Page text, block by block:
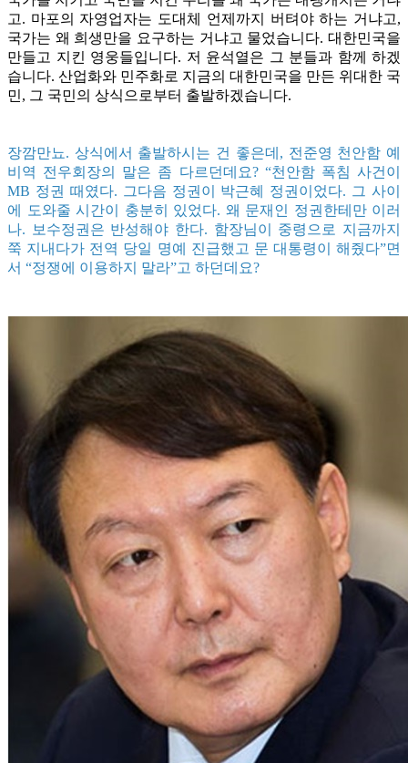
고. 마포의 자영업자는 도대체 언제까지 버텨야 하는 거냐고,
국가는 왜 희생만을 요구하는 거냐고 물었습니다. 대한민국을
만들고 지킨 영웅들입니다. 저 윤석열은 그 분들과 함께 하겠
습니다. 산업화와 민주화로 지금의 대한민국을 만든 위대한 국
민, 그 국민의 상식으로부터 출발하겠습니다.
장깜만뇨. 상식에서 출발하시는 건 좋은데, 전준영 천안함 예
비역 전우회장의 말은 좀 다르던데요? “천안함 폭침 사건이
MB 정권 때였다. 그다음 정권이 박근혜 정권이었다. 그 사이
에 도와줄 시간이 충분히 있었다. 왜 문재인 정권한테만 이러
나. 보수정권은 반성해야 한다. 함장님이 중령으로 지금까지
쭉 지내다가 전역 당일 명예 진급했고 문 대통령이 해줬다”면
서 “정쟁에 이용하지 말라”고 하던데요?